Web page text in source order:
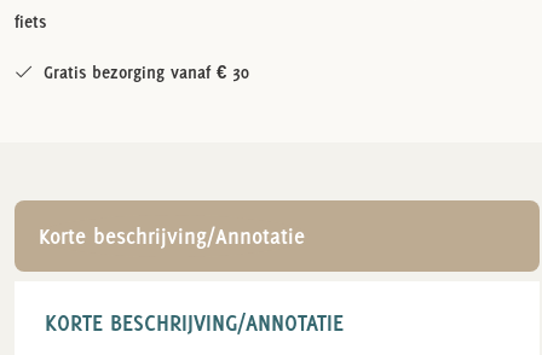
fiets
Gratis bezorging vanaf € 30
Korte beschrijving/Annotatie
KORTE BESCHRIJVING/ANNOTATIE